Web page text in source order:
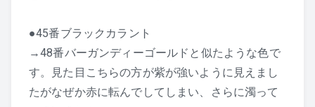
●45番ブラックカラント
→48番バーガンディーゴールドと似たような色で
す。見た目こちらの方が紫が強いように見えまし
たがなぜか赤に転んでしてしまい、さらに濁って